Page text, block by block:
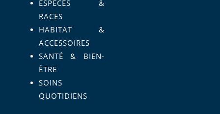
ESPÈCES &
RACES
HABITAT &
ACCESSOIRES
SANTÉ & BIEN-
ÊTRE
SOINS
QUOTIDIENS